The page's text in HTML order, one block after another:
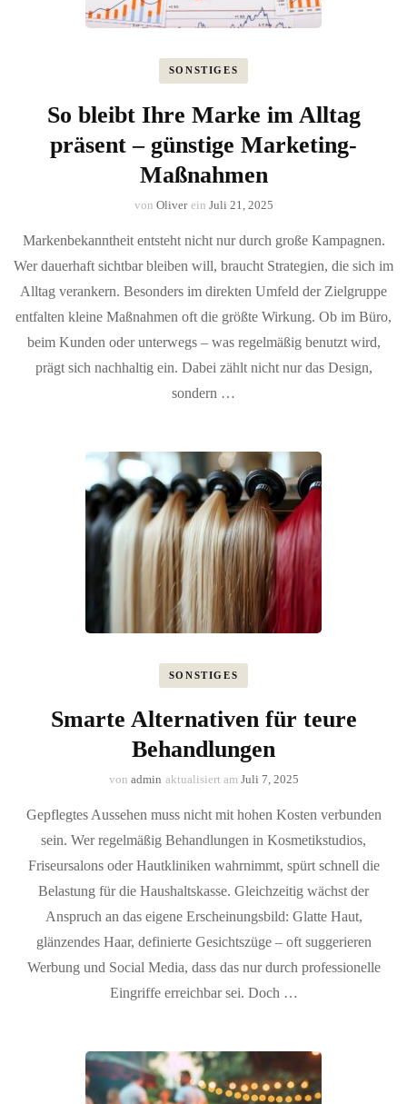
SONSTIGES
So bleibt Ihre Marke im Alltag
präsent – günstige Marketing-
Maßnahmen
von Oliver ein Juli 21, 2025
Markenbekanntheit entsteht nicht nur durch große Kampagnen.
Wer dauerhaft sichtbar bleiben will, braucht Strategien, die sich im
Alltag verankern. Besonders im direkten Umfeld der Zielgruppe
entfalten kleine Maßnahmen oft die größte Wirkung. Ob im Büro,
beim Kunden oder unterwegs – was regelmäßig benutzt wird,
prägt sich nachhaltig ein. Dabei zählt nicht nur das Design,
sondern …
SONSTIGES
Smarte Alternativen für teure
Behandlungen
von admin aktualisiert am Juli 7, 2025
Gepflegtes Aussehen muss nicht mit hohen Kosten verbunden
sein. Wer regelmäßig Behandlungen in Kosmetikstudios,
Friseursalons oder Hautkliniken wahrnimmt, spürt schnell die
Belastung für die Haushaltskasse. Gleichzeitig wächst der
Anspruch an das eigene Erscheinungsbild: Glatte Haut,
glänzendes Haar, definierte Gesichtszüge – oft suggerieren
Werbung und Social Media, dass das nur durch professionelle
Eingriffe erreichbar sei. Doch …